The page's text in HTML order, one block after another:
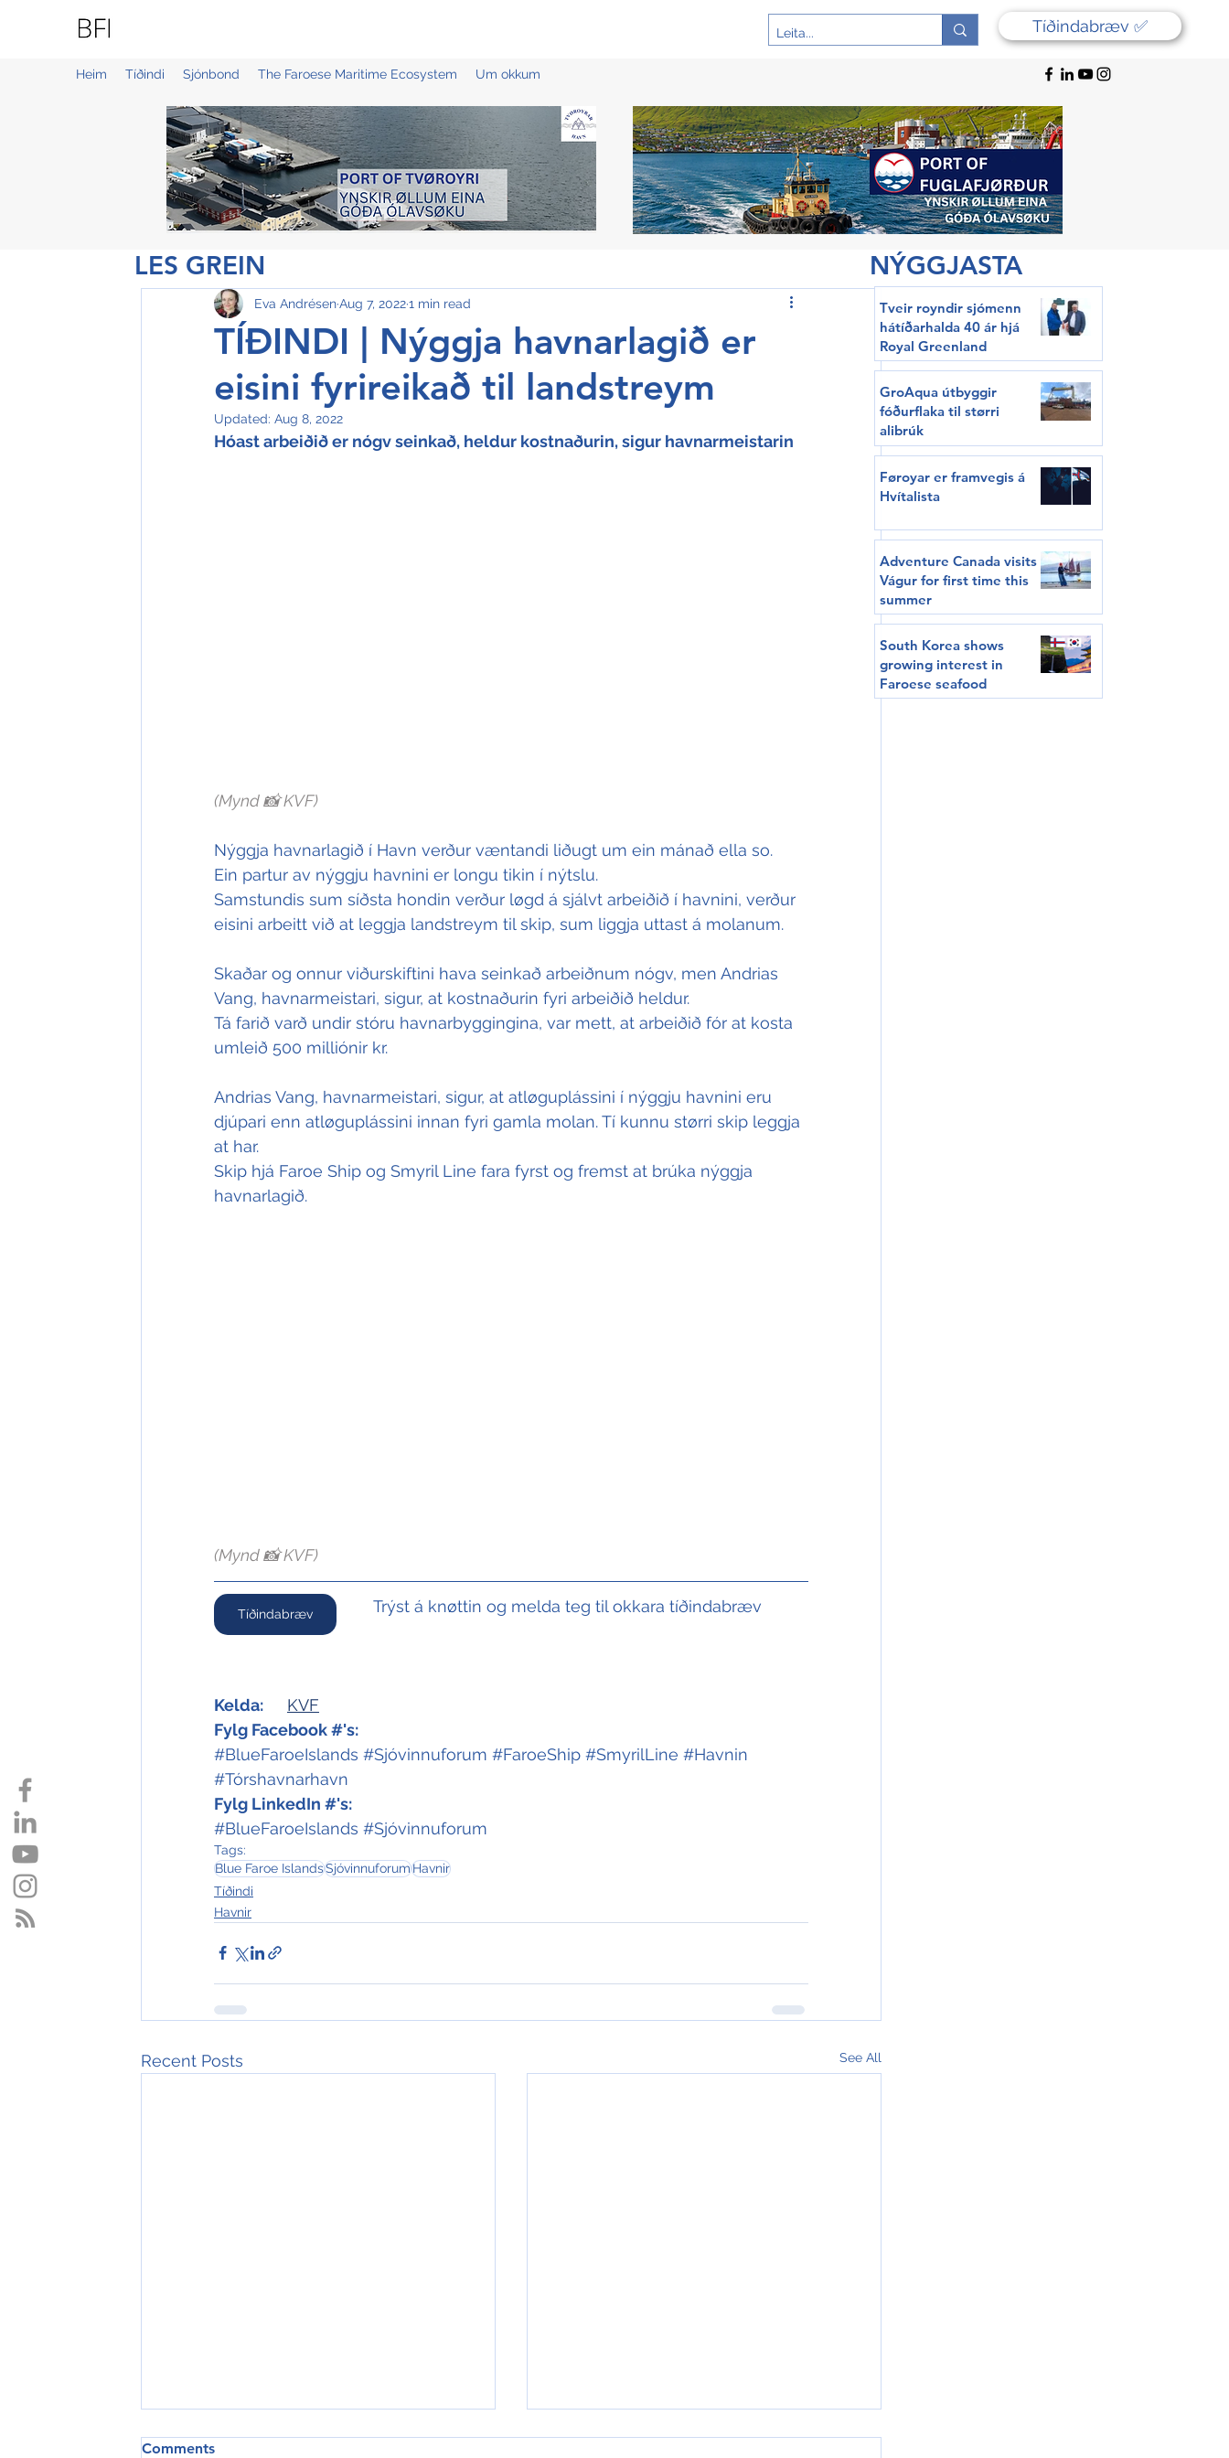
Tíðindabræv ✅
Heim Tíðindi Sjónbond The Faroese Maritime Ecosystem Um okkum
TÍÐINDI | Nýggja havnarlagið er
eisini fyrireikað til landstreym
Eva AndrésenAug 7, 20221 min read
Updated: Aug 8, 2022
Hóast arbeiðið er nógv seinkað, heldur kostnaðurin, sigur havnarmeistarin
(Mynd 📸 KVF)
Nýggja havnarlagið í Havn verður væntandi liðugt um ein mánað ella so.
Ein partur av nýggju havnini er longu tikin í nýtslu.
Samstundis sum síðsta hondin verður løgd á sjálvt arbeiðið í havnini, verður
eisini arbeitt við at leggja landstreym til skip, sum liggja uttast á molanum.
Skaðar og onnur viðurskiftini hava seinkað arbeiðnum nógv, men Andrias
Vang, havnarmeistari, sigur, at kostnaðurin fyri arbeiðið heldur.
Tá farið varð undir stóru havnarbyggingina, var mett, at arbeiðið fór at kosta
umleið 500 milliónir kr.
Andrias Vang, havnarmeistari, sigur, at atløguplássini í nýggju havnini eru
djúpari enn atløguplássini innan fyri gamla molan. Tí kunnu størri skip leggja
at har.
Skip hjá Faroe Ship og Smyril Line fara fyrst og fremst at brúka nýggja
havnarlagið.
(Mynd 📸 KVF)
Tíðindabræv Trýst á knøttin og melda teg til okkara tíðindabræv
Kelda:
KVF
Fylg Facebook #'s:
#BlueFaroeIslands #Sjóvinnuforum #FaroeShip #SmyrilLine #Havnin
#Tórshavnarhavn
Fylg LinkedIn #'s:
#BlueFaroeIslands #Sjóvinnuforum
Tags:
Blue Faroe IslandsSjóvinnuforumHavnir
Tíðindi
Havnir
Recent Posts See All
Comments
LES GREIN NÝGGJASTA
Tveir royndir sjómenn
hátíðarhalda 40 ár hjá
Royal Greenland
GroAqua útbyggir
fóðurflaka til størri
alibrúk
Føroyar er framvegis á
Hvítalista
Adventure Canada visits
Vágur for first time this
summer
South Korea shows
growing interest in
Faroese seafood